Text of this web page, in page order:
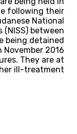
following their
National
between
being detained
2016
They are at
ill-treatment.